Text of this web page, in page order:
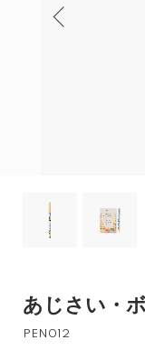
あじさい・
PEN012